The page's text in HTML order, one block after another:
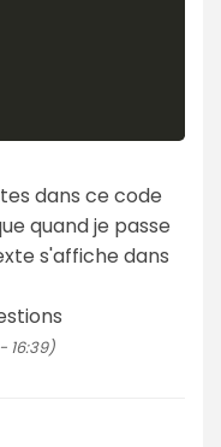
dans ce code
quand je passe
s'affiche dans
16:39)